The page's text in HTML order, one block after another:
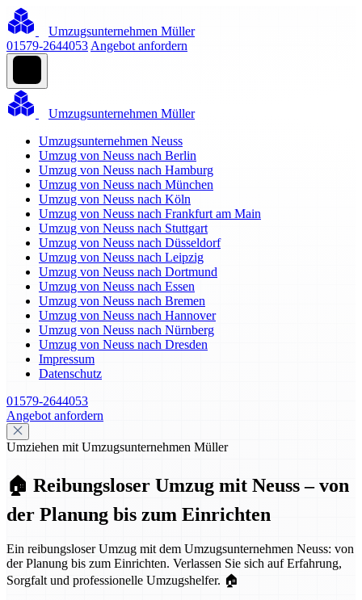
Umzugsunternehmen Müller
01579-2644053 Angebot anfordern
Umzugsunternehmen Müller
Umzugsunternehmen Neuss
Umzug von Neuss nach Berlin
Umzug von Neuss nach Hamburg
Umzug von Neuss nach München
Umzug von Neuss nach Köln
Umzug von Neuss nach Frankfurt am Main
Umzug von Neuss nach Stuttgart
Umzug von Neuss nach Düsseldorf
Umzug von Neuss nach Leipzig
Umzug von Neuss nach Dortmund
Umzug von Neuss nach Essen
Umzug von Neuss nach Bremen
Umzug von Neuss nach Hannover
Umzug von Neuss nach Nürnberg
Umzug von Neuss nach Dresden
Impressum
Datenschutz
01579-2644053
Angebot anfordern
Umziehen mit Umzugsunternehmen Müller
🏠 Reibungsloser Umzug mit Neuss – von
der Planung bis zum Einrichten
Ein reibungsloser Umzug mit dem Umzugsunternehmen Neuss: von
der Planung bis zum Einrichten. Verlassen Sie sich auf Erfahrung,
Sorgfalt und professionelle Umzugshelfer. 🏠